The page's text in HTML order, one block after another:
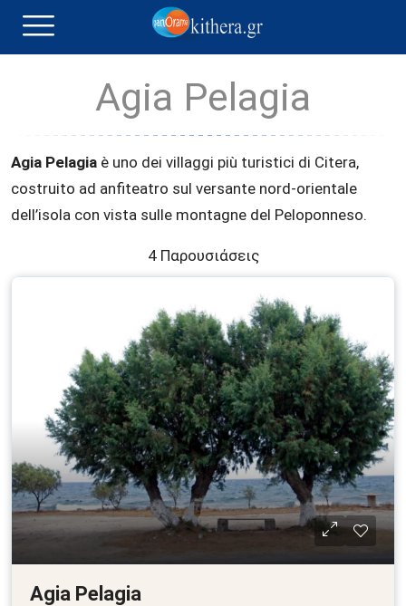
Agia Pelagia
Agia Pelagia è uno dei villaggi più turistici di Citera,
costruito ad anfiteatro sul versante nord-orientale
dell’isola con vista sulle montagne del Peloponneso.
4 Παρουσιάσεις
Agia Pelagia